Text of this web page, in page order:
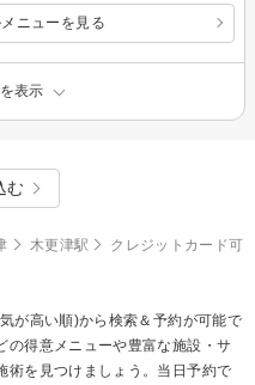
ニューを見る
表示
む
木更津駅
クレジットカード可
が高い順)から検索＆予約が可能で
の得意メニューや豊富な施設・サ
術を見つけましょう。当日予約で